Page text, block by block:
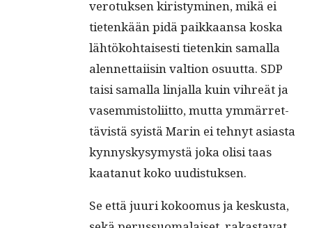
vero­tuk­sen kiristymi­nen, mikä ei
tietenkään pidä paikkaansa kos­ka
lähtöko­htais­es­ti tietenkin samal­la
alen­net­tai­isin val­tion osu­ut­ta. SDP
taisi samal­la lin­jal­la kuin vihreät ja
vasem­mis­toli­it­to, mut­ta ymmär­ret­
tävistä syistä Marin ei tehnyt asi­as­ta
kyn­nyskysymys­tä joka olisi taas
kaatanut koko uudistuksen.
Se että juuri kokoomus ja keskus­ta,